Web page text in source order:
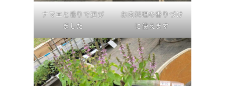
ナマエと香りで選び
ました
お肉料理の香りづけ
に使えます